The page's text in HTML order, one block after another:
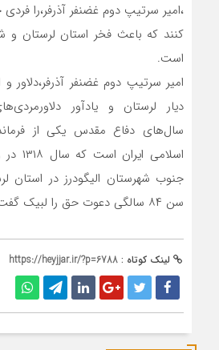
،امیر سرتیپ دوم غضنفر آذرفر،را
کنند که باعث فخر استان لرستان و
است.
امیر سرتیپ دوم غضنفر آذرفر،دلاور و
دیار لرستان و یادآور
سال‌های دفاع مقدس یکی از
جنوب شهرستان الیگودرز در استان
سن ۸۴ سالگی دعوت حق را لبیک گفت.
لینک کوتاه : https://heyjjar.ir/?p=6788